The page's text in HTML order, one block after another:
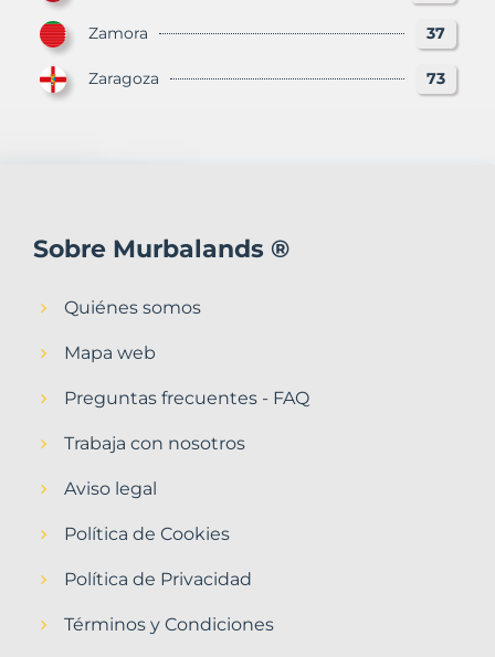
Zamora 37
Zaragoza 73
Sobre Murbalands ®
Quiénes somos
Mapa web
Preguntas frecuentes - FAQ
Trabaja con nosotros
Aviso legal
Política de Cookies
Política de Privacidad
Términos y Condiciones